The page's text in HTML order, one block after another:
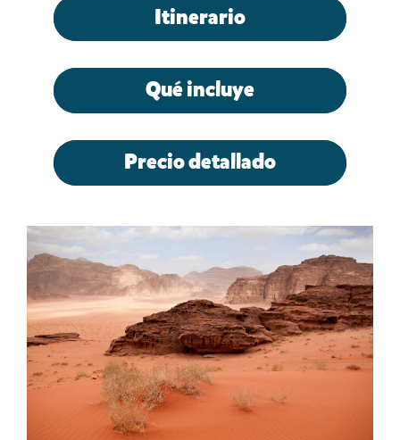
Itinerario
Qué incluye
Precio detallado